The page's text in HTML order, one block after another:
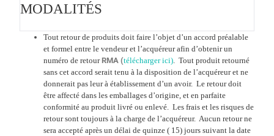
MODALITÉS
Tout retour de produits doit faire l’objet d’un accord préalable
et formel entre le vendeur et l’acquéreur afin d’obtenir un
numéro de retour RMA (télécharger ici) . Tout produit retourné
sans cet accord serait tenu à la disposition de l’acquéreur et ne
donnerait pas leur à établissement d’un avoir. Le retour doit
être affecté dans les emballages d’origine, et en parfaite
conformité au produit livré ou enlevé. Les frais et les risques de
retour sont toujours à la charge de l’acquéreur. Aucun retour ne
sera accepté après un délai de quinze ( 15) jours suivant la date